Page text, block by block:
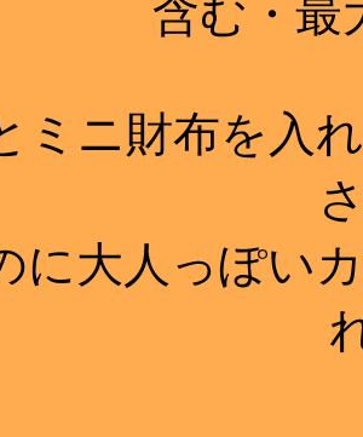
含む・最
ミニ財布を入
に大人っぽい